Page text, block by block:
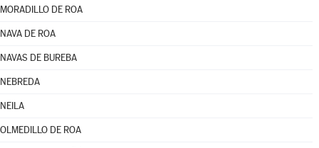
MORADILLO DE ROA
NAVA DE ROA
NAVAS DE BUREBA
NEBREDA
NEILA
OLMEDILLO DE ROA